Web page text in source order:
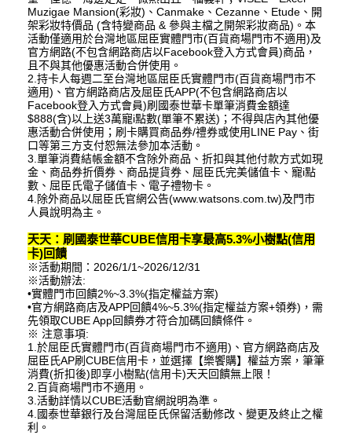
Muzigae Mansion(彩妝)、Canmake、Cezanne、Etude、開
架彩妝特價品 (含特變商品 & 參與主檔之開架彩妝商品)。本
活動僅適用於台灣地區屈臣實體門市(百貨商場門市不適用)及
官方網路(不包含網路商店以Facebook登入方式會員)商品，
且不與其他優惠活動合併使用。
2.持卡人每週二至台灣地區屈臣氏實體門市(百貨商場門市不
適用)、官方網路商店及屈臣氏APP(不包含網路商店以
Facebook登入方式會員)刷國泰世華卡單筆消費金額達
$888(含)以上送3萬寵i點數(單筆不累送)；不得與店內其他優
惠活動合併使用；刷卡購買商品券/禮券或使用LINE Pay、街
口等第三方支付恕無法參加本活動。
3.單筆消費結帳金額不含除外商品、折扣與其他付款方式如現
金、商品券折價券、商品提貨券、屈臣氏完美儲值卡、寵i點
數、屈臣氏電子儲值卡、電子禮物卡。
4.除外商品以屈臣氏官網公告(www.watsons.com.tw)及門市
人員說明為主。
天天：刷國泰世華CUBE信用卡享最高5.3%小樹點(信用
卡)回饋
※活動期間：2026/1/1~2026/12/31
※活動辦法:
•實體門市回饋2%~3.3%(指定權益方案)
•官方網路商店及APP回饋4%~5.3%(指定權益方案+領券)，需
先領取CUBE App回饋券才符合加碼回饋條件。
※ 注意事項:
1.於屈臣氏實體門市(百貨商場門市不適用)、官方網路商店及
屈臣氏AP刷CUBE信用卡，並選擇【樂饗購】權益方案，筆筆
消費(折扣後)即享小樹點(信用卡)天天回饋無上限！
2.百貨商場門市不適用。
3.活動詳情以CUBE活動官網說明為準。
4.國泰世華銀行及台灣屈臣氏保留活動修改、變更及終止之權
利。